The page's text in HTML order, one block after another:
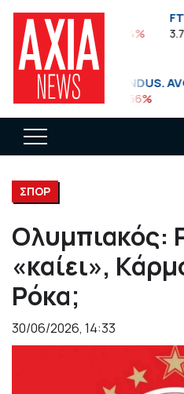
FTSEA
899,47 -0,04%
DOW JONES INDUS. AVG
35.911,81 -0,56%
ΣΠΟΡ
Ολυμπιακός:
«καίει»,
Ρόκα;
30/06/2026, 14:33